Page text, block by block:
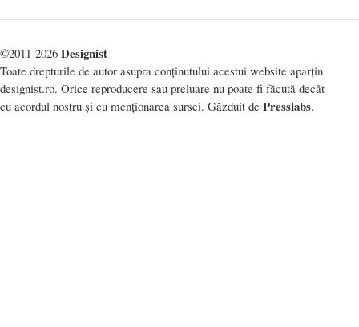
©2011-2026 Designist
Toate drepturile de autor asupra conținutului acestui website aparțin
designist.ro. Orice reproducere sau preluare nu poate fi făcută decât
cu acordul nostru și cu menționarea sursei. Găzduit de Presslabs.